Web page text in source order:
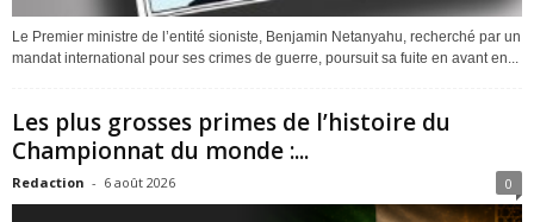
Le Premier ministre de l’entité sioniste, Benjamin Netanyahu, recherché par un
mandat international pour ses crimes de guerre, poursuit sa fuite en avant en...
Les plus grosses primes de l’histoire du
Championnat du monde :...
Redaction - 6 août 2026 0